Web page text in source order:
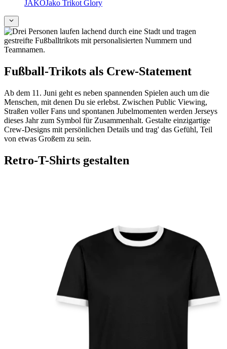
JAKOJako Trikot Glory
Fußball-Trikots als Crew-Statement
Ab dem 11. Juni geht es neben spannenden Spielen auch um die
Menschen, mit denen Du sie erlebst. Zwischen Public Viewing,
Straßen voller Fans und spontanen Jubelmomenten werden Jerseys
dieses Jahr zum Symbol für Zusammenhalt. Gestalte einzigartige
Crew-Designs mit persönlichen Details und trag' das Gefühl, Teil
von etwas Großem zu sein.
Retro-T-Shirts gestalten